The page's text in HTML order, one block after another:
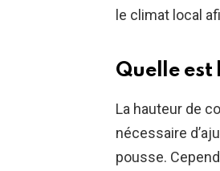
le climat local
Quelle est
La hauteur de
nécessaire
pousse.